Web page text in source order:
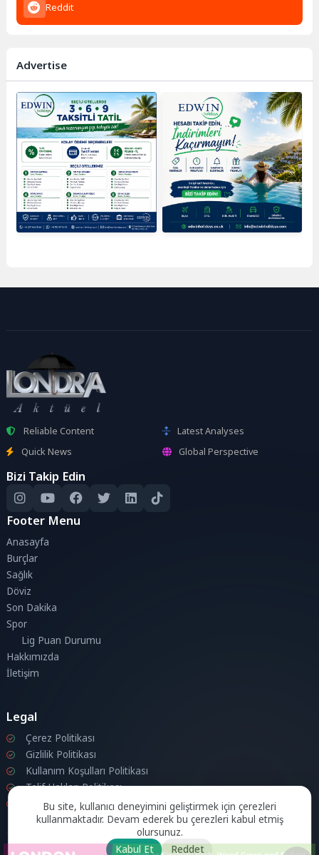
Reddit
Advertise
Reliable Content
Latest Analyses
Quick News
Global Perspective
Bizi Takip Edin
Footer Menu
Anasayfa
Burçlar
Sağlık
Döviz
Son Dakika
Spor
Lig Puan Durumu
Hakkımızda
İletişim
Legal
Çerez Politikası
Gizlilik Politikası
Kullanım Koşulları Politikası
Telif Hakları Politikası
İletişim
Bu site, kullanıcı deneyimini geliştirmek için çerezleri
kullanmaktadır. Devam ederek bu çerezleri kabul etmiş
olursunuz.
Kabul Et
Reddet